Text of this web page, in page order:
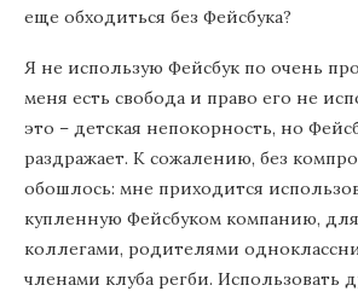
еще обходиться без Фейсбука?
Я не использую Фейсбук по очень
меня есть свобода и право его не
это – детская непокорность, но
раздражает. К сожалению, без
обошлось: мне приходится
купленную Фейсбуком компанию,
коллегами, родителями
членами клуба регби. Использовать